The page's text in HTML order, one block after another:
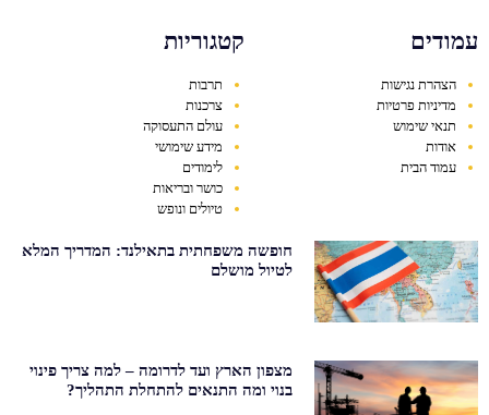
עמודים
הצהרת נגישות
מדיניות פרטיות
תנאי שימוש
אודות
עמוד הבית
קטגוריות
תרבות
צרכנות
עולם התעסוקה
מידע שימושי
לימודים
כושר ובריאות
טיולים ונופש
חופשה משפחתית בתאילנד: המדריך המלא
לטיול מושלם
מצפון הארץ ועד לדרומה – למה צריך פינוי
בנוי ומה התנאים להתחלת התהליך?